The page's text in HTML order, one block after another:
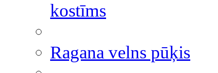
kostīms
Ragana velns pūķis